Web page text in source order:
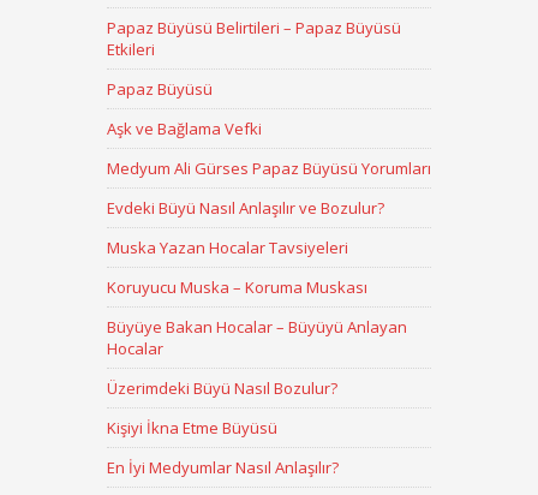
Papaz Büyüsü Belirtileri – Papaz Büyüsü
Etkileri
Papaz Büyüsü
Aşk ve Bağlama Vefki
Medyum Ali Gürses Papaz Büyüsü Yorumları
Evdeki Büyü Nasıl Anlaşılır ve Bozulur?
Muska Yazan Hocalar Tavsiyeleri
Koruyucu Muska – Koruma Muskası
Büyüye Bakan Hocalar – Büyüyü Anlayan
Hocalar
Üzerimdeki Büyü Nasıl Bozulur?
Kişiyi İkna Etme Büyüsü
En İyi Medyumlar Nasıl Anlaşılır?